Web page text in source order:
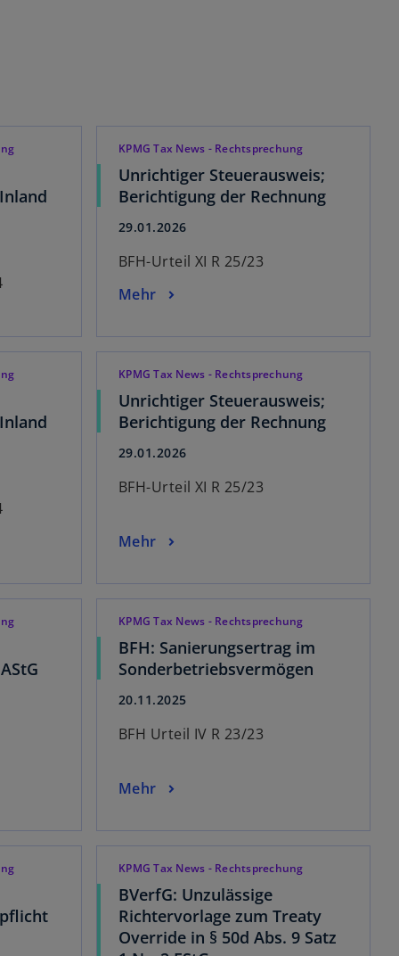
KPMG Tax News - Rechtsprechung
Unrichtiger Steuerausweis;
Berichtigung der Rechnung
29.01.2026
BFH-Urteil XI R 25/23
Mehr
KPMG Tax News - Rechtsprechung
Unrichtiger Steuerausweis;
Berichtigung der Rechnung
29.01.2026
BFH-Urteil XI R 25/23
Mehr
KPMG Tax News - Rechtsprechung
BFH: Sanierungsertrag im
Sonderbetriebsvermögen
20.11.2025
BFH Urteil IV R 23/23
Mehr
KPMG Tax News - Rechtsprechung
BVerfG: Unzulässige
Richtervorlage zum Treaty
Override in § 50d Abs. 9 Satz